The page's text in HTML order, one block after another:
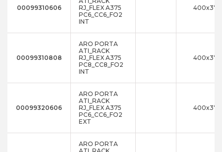
00099310606
RJ_FLEX A375
PC6_CC6_FO2
INT
400x375
00099310808
ARO PORTA
ATI_RACK
RJ_FLEX A375
PC8_CC8_FO2
INT
400x375
00099320606
ARO PORTA
ATI_RACK
RJ_FLEX A375
PC6_CC6_FO2
EXT
400x375
ARO PORTA